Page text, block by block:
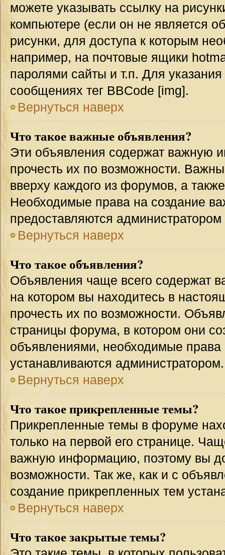
можете указывать ссылку на
компьютере (если он не является
рисунки, для доступа к которым
например, на почтовые ящики
паролями сайты и т.п. Для
сообщениях тег BBCode [img].
Вернуться наверх
Что такое важные объявления?
Эти объявления содержат
прочесть их по возможности.
вверху каждого из форумов, а
Необходимые права на создание
предоставляются
Вернуться наверх
Что такое объявления?
Объявления чаще всего
на котором вы находитесь в
прочесть их по возможности.
страницы форума, в котором они
объявлениями, необходимые права
устанавливаются администратором.
Вернуться наверх
Что такое прикрепленные темы?
Прикрепленные темы в форуме
только на первой его странице.
важную информацию, поэтому вы
возможности. Так же, как и с
создание прикрепленных тем
Вернуться наверх
Что такое закрытые темы?